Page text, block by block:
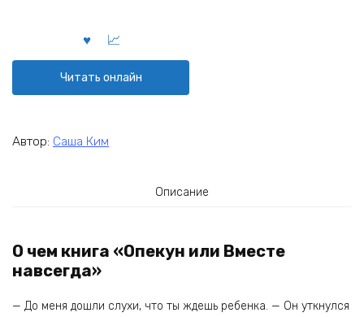
Читать онлайн
Автор: Саша Ким
Описание
О чем книга «Опекун или Вместе
навсегда»
— До меня дошли слухи, что ты ждешь ребенка. — Он уткнулся